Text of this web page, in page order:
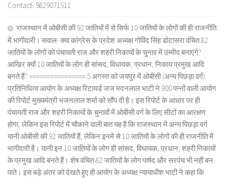
Contact- 9829071511
राजस्थान में ओबीसी की 92 जातियों में से सिर्फ 10 जातियों के लोगों की ही राजनीति
में भागीदारी। सवाल- क्या कांग्रेस के प्रदेश अध्यक्ष गोविंद सिंह डोटासरा वंचित 82
जातियों के लोगों को पंचायती राज और शहरी निकायों के चुनाव में उम्मीद बनाएंगे?
आखिर क्यों 10 जातियों के लोग ही सांसद, विधायक, प्रधान, निकाय प्रमुख आदि
बनते हैं? ================ 5 अगस्त को जयपुर में ओबीसी (अन्य पिछड़ा वर्ग)
प्रतिनिधित्व आयोग के अध्यक्ष रिटायर्ड जज मदनलाल भाटी ने 900 पन्नों वाली आयोग
की रिपोर्ट मुख्यमंत्री भजनलाल शर्मा को सौंप दी है। इस रिपोर्ट के आधार पर ही
पंचायती राज और शहरी निकायों के चुनावों में ओबीसी वर्ग के लिए सीटों का आरक्षण
होगा, लेकिन इस रिपोर्ट में चौकाने वाली बात यह है कि राजस्थान में अन्य पिछड़ा वर्ग
यानी ओबीसी की 92 जातियों हैं, लेकिन इनमें से 10 जातियों के लोगों की ही राजनीति में
भागीदारी है। यानी इन 10 जातियों के लोग ही सांसद, विधायक, प्रधान, शहरी निकायों
के प्रमुख आदि बनते हैं। शेष वंचित 82 जातियों के लोग पार्षद और सरपंच भी नहीं बन
पाते। इस बड़े अंतर को देखते हुए ही आयोग के अध्यक्ष न्यायाधीश भाटी ने कहा कि